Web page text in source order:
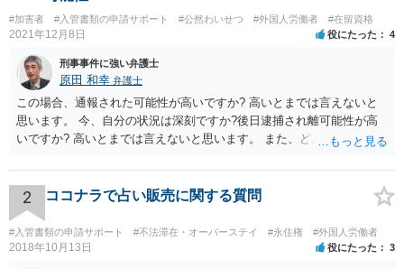
#加害者 #入管書類の申請サポート #公然わいせつ #外国人労働者 #在留資格
2021年12月8日 役にたった 4
刑事事件に強い弁護士
原田 和幸 弁護士
この場合、通報された可能性が高いですか? 高いとまでは言えないと
思います。 今、自分の状況は深刻ですか?後日逮捕され離可能性が高
いですか? 高いとまでは言えないと思います。 また、どんな犯罪をし
たりでしょうか。
2 ココナラで占い販売に関する質問
#入管書類の申請サポート #不法滞在・オーバーステイ #永住権 #外国人労働者
2018年10月13日 役にたった 3